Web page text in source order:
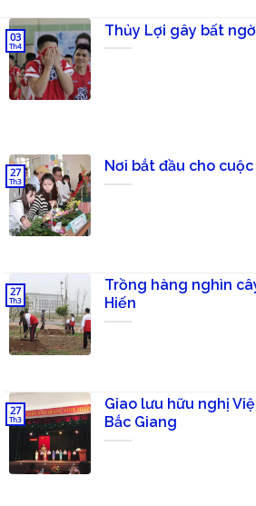
Thủy Lợi gây bất
03
Th4
Nơi bắt đầu cho
27
Th3
Trồng hàng nghìn
Hiến
27
Th3
Giao lưu hữu nghị
Bắc Giang
27
Th3